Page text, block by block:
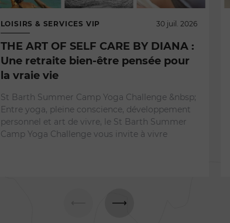
LOISIRS & SERVICES VIP 30 juil. 2026
THE ART OF SELF CARE BY DIANA :
Une retraite bien-être pensée pour
la vraie vie
St Barth Summer Camp Yoga Challenge &nbsp;
Entre yoga, pleine conscience, développement
personnel et art de vivre, le St Barth Summer
Camp Yoga Challenge vous invite à vivre